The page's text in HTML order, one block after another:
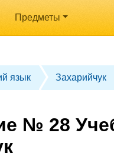
Предметы
язык Захарийчук
№ 28